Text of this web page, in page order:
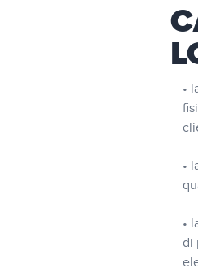
•
•
•
di